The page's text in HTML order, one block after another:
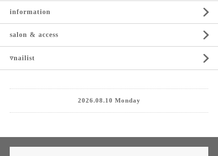
information
salon & access
▿nailist
2026.08.10 Monday